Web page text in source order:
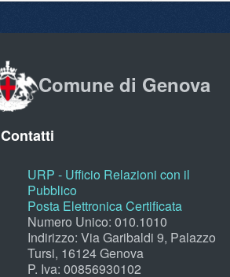
Comune di Genova
Contatti
URP - Ufficio Relazioni con il
Pubblico
Posta Elettronica Certificata
Numero Unico: 010.1010
Indirizzo: Via Garibaldi 9, Palazzo
Tursi, 16124 Genova
P. Iva: 00856930102